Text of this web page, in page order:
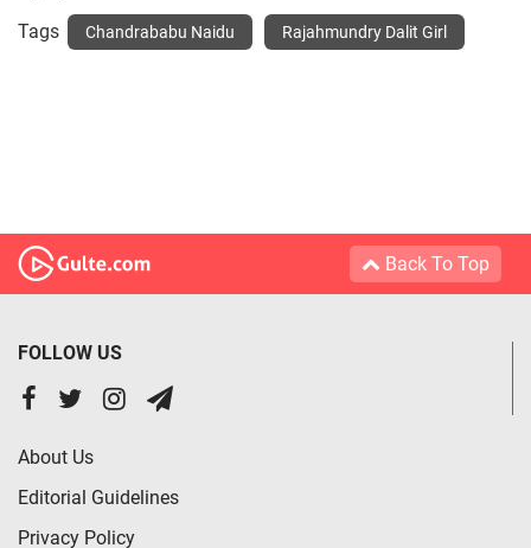
Tags Chandrababu Naidu Rajahmundry Dalit Girl
Back To Top
FOLLOW US
About Us
Editorial Guidelines
Privacy Policy